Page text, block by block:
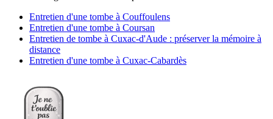
Entretien d'une tombe à Couffoulens
Entretien d'une tombe à Coursan
Entretien de tombe à Cuxac-d'Aude : préserver la mémoire à
distance
Entretien d'une tombe à Cuxac-Cabardès